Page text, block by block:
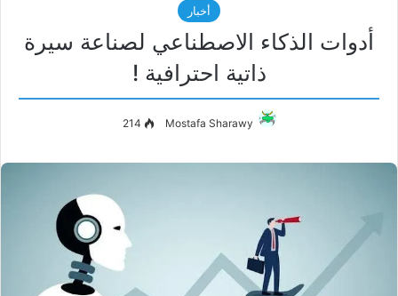
أخبار
أدوات الذكاء الاصطناعي لصناعة سيرة
ذاتية احترافية !
Mostafa Sharawy
214